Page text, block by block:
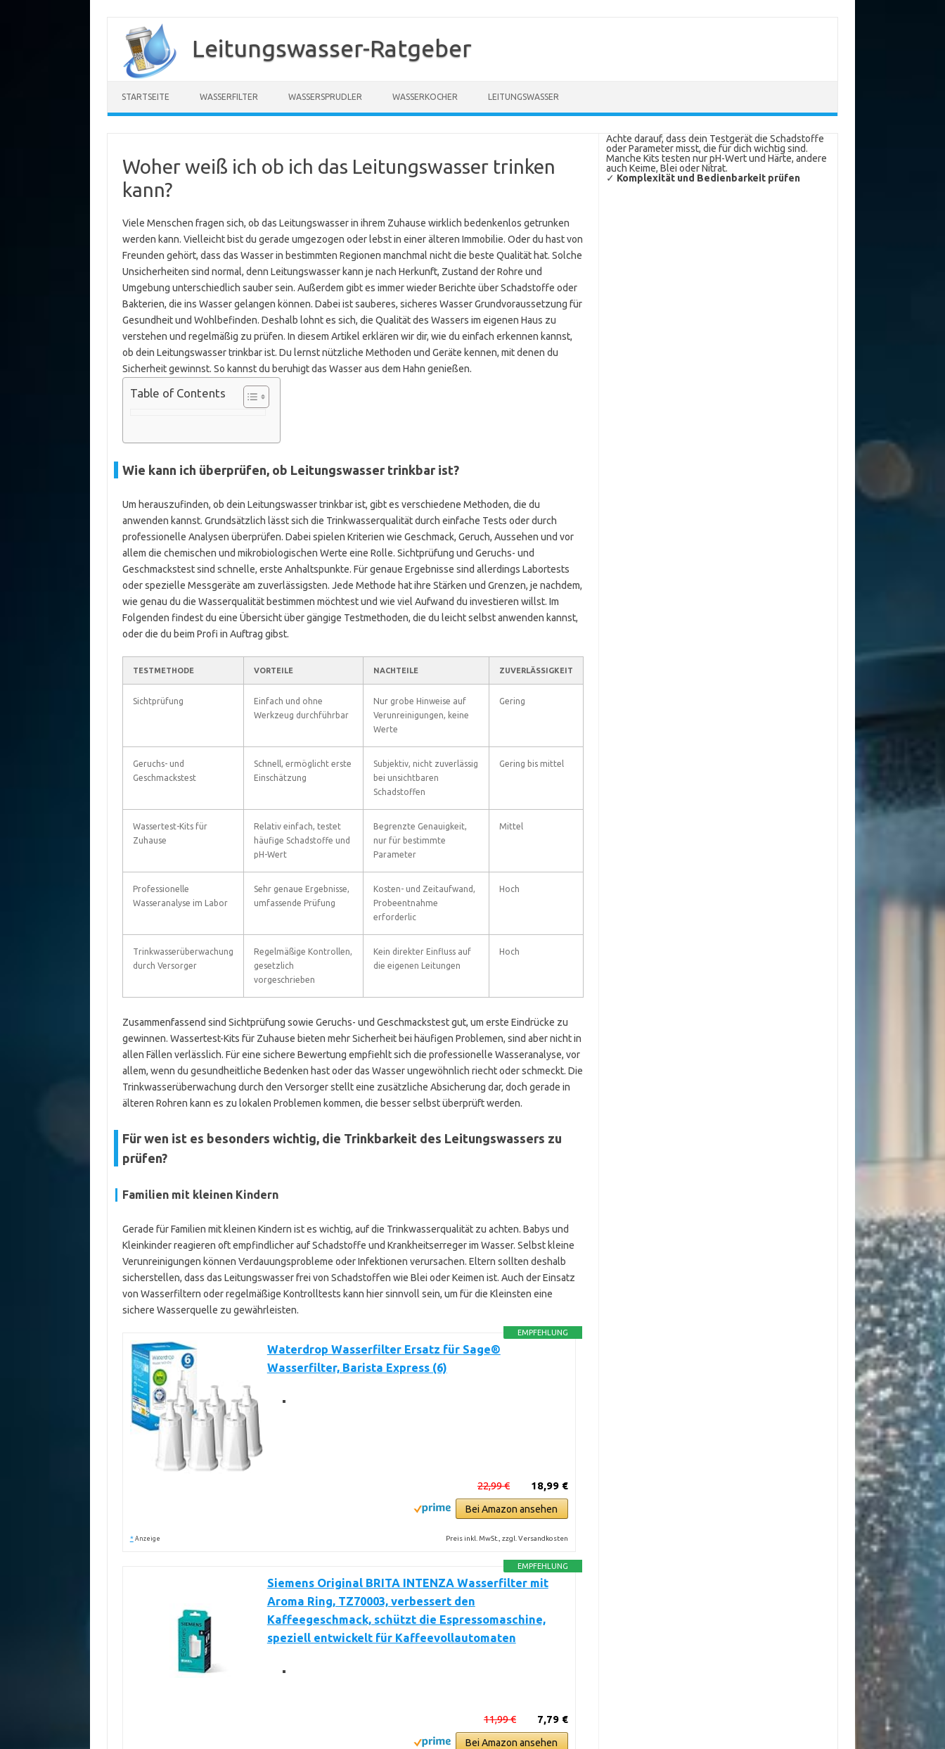
Inhalt
springen
Leitungswasser-Ratgeber
STARTSEITE WASSERFILTER WASSERSPRUDLER WASSERKOCHER LEITUNGSWASSER
Woher weiß ich ob ich das Leitungswasser trinken
kann?
Viele Menschen fragen sich, ob das Leitungswasser in ihrem Zuhause wirklich bedenkenlos getrunken
werden kann. Vielleicht bist du gerade umgezogen oder lebst in einer älteren Immobilie. Oder du hast von
Freunden gehört, dass das Wasser in bestimmten Regionen manchmal nicht die beste Qualität hat. Solche
Unsicherheiten sind normal, denn Leitungswasser kann je nach Herkunft, Zustand der Rohre und
Umgebung unterschiedlich sauber sein. Außerdem gibt es immer wieder Berichte über Schadstoffe oder
Bakterien, die ins Wasser gelangen können. Dabei ist sauberes, sicheres Wasser Grundvoraussetzung für
Gesundheit und Wohlbefinden. Deshalb lohnt es sich, die Qualität des Wassers im eigenen Haus zu
verstehen und regelmäßig zu prüfen. In diesem Artikel erklären wir dir, wie du einfach erkennen kannst,
ob dein Leitungswasser trinkbar ist. Du lernst nützliche Methoden und Geräte kennen, mit denen du
Sicherheit gewinnst. So kannst du beruhigt das Wasser aus dem Hahn genießen.
Table of Contents
Wie kann ich überprüfen, ob Leitungswasser trinkbar ist?
Um herauszufinden, ob dein Leitungswasser trinkbar ist, gibt es verschiedene Methoden, die du
anwenden kannst. Grundsätzlich lässt sich die Trinkwasserqualität durch einfache Tests oder durch
professionelle Analysen überprüfen. Dabei spielen Kriterien wie Geschmack, Geruch, Aussehen und vor
allem die chemischen und mikrobiologischen Werte eine Rolle. Sichtprüfung und Geruchs- und
Geschmackstest sind schnelle, erste Anhaltspunkte. Für genaue Ergebnisse sind allerdings Labortests
oder spezielle Messgeräte am zuverlässigsten. Jede Methode hat ihre Stärken und Grenzen, je nachdem,
wie genau du die Wasserqualität bestimmen möchtest und wie viel Aufwand du investieren willst. Im
Folgenden findest du eine Übersicht über gängige Testmethoden, die du leicht selbst anwenden kannst,
oder die du beim Profi in Auftrag gibst.
TESTMETHODE VORTEILE NACHTEILE ZUVERLÄSSIGKEIT
Sichtprüfung
Einfach und ohne
Werkzeug durchführbar
Nur grobe Hinweise auf
Verunreinigungen, keine
Werte
Gering
Geruchs- und
Geschmackstest
Schnell, ermöglicht erste
Einschätzung
Subjektiv, nicht zuverlässig
bei unsichtbaren
Schadstoffen
Gering bis mittel
Wassertest-Kits für
Zuhause
Relativ einfach, testet
häufige Schadstoffe und
pH-Wert
Begrenzte Genauigkeit,
nur für bestimmte
Parameter
Mittel
Professionelle
Wasseranalyse im Labor
Sehr genaue Ergebnisse,
umfassende Prüfung
Kosten- und Zeitaufwand,
Probeentnahme
erforderlic
Hoch
Trinkwasserüberwachung
durch Versorger
Regelmäßige Kontrollen,
gesetzlich
vorgeschrieben
Kein direkter Einfluss auf
die eigenen Leitungen
Hoch
Zusammenfassend sind Sichtprüfung sowie Geruchs- und Geschmackstest gut, um erste Eindrücke zu
gewinnen. Wassertest-Kits für Zuhause bieten mehr Sicherheit bei häufigen Problemen, sind aber nicht in
allen Fällen verlässlich. Für eine sichere Bewertung empfiehlt sich die professionelle Wasseranalyse, vor
allem, wenn du gesundheitliche Bedenken hast oder das Wasser ungewöhnlich riecht oder schmeckt. Die
Trinkwasserüberwachung durch den Versorger stellt eine zusätzliche Absicherung dar, doch gerade in
älteren Rohren kann es zu lokalen Problemen kommen, die besser selbst überprüft werden.
Für wen ist es besonders wichtig, die Trinkbarkeit des Leitungswassers zu
prüfen?
Familien mit kleinen Kindern
Gerade für Familien mit kleinen Kindern ist es wichtig, auf die Trinkwasserqualität zu achten. Babys und
Kleinkinder reagieren oft empfindlicher auf Schadstoffe und Krankheitserreger im Wasser. Selbst kleine
Verunreinigungen können Verdauungsprobleme oder Infektionen verursachen. Eltern sollten deshalb
sicherstellen, dass das Leitungswasser frei von Schadstoffen wie Blei oder Keimen ist. Auch der Einsatz
von Wasserfiltern oder regelmäßige Kontrolltests kann hier sinnvoll sein, um für die Kleinsten eine
sichere Wasserquelle zu gewährleisten.
EMPFEHLUNG
Waterdrop Wasserfilter Ersatz für Sage®
Wasserfilter, Barista Express (6)
18,99 €
22,99 €
Bei Amazon ansehen
* Anzeige Preis inkl. MwSt., zzgl. Versandkosten
EMPFEHLUNG
Siemens Original BRITA INTENZA Wasserfilter mit
Aroma Ring, TZ70003, verbessert den
Kaffeegeschmack, schützt die Espressomaschine,
speziell entwickelt für Kaffeevollautomaten
7,79 €
11,99 €
Bei Amazon ansehen
Achte darauf, dass dein Testgerät die Schadstoffe
oder Parameter misst, die für dich wichtig sind.
Manche Kits testen nur pH-Wert und Härte, andere
auch Keime, Blei oder Nitrat.
✓ Komplexität und Bedienbarkeit prüfen